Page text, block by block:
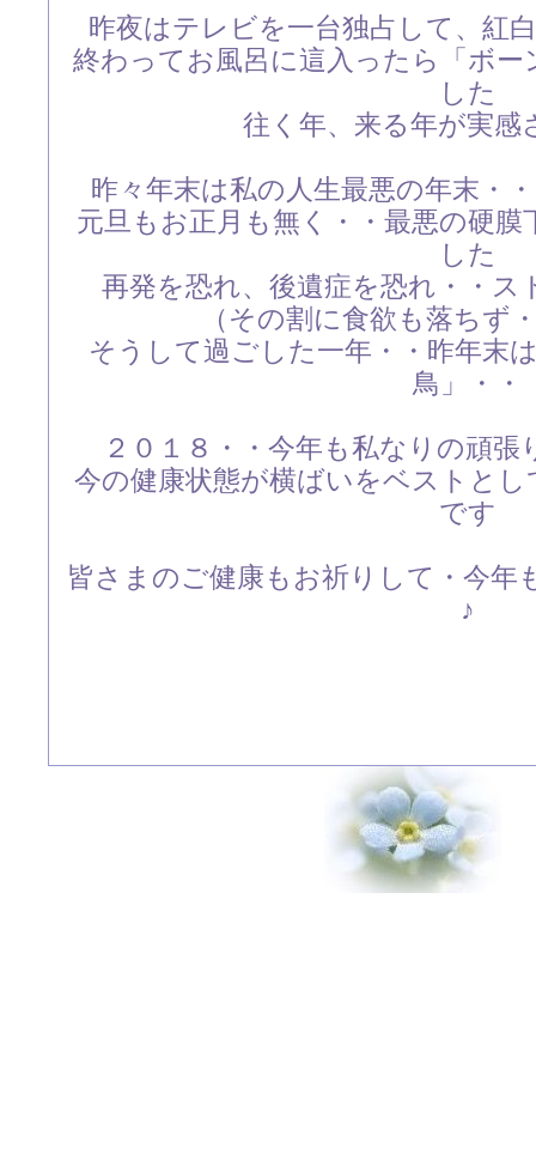
昨夜はテレビを一台独占して、紅
終わってお風呂に這入ったら「ボ
した
往く年、来る年が実感
昨々年末は私の人生最悪の年末・
元旦もお正月も無く・・最悪の硬
した
再発を恐れ、後遺症を恐れ・・
（その割に食欲も落ちず
そうして過ごした一年・・昨年末
鳥」・・
２０１８・・今年も私なりの頑
今の健康状態が横ばいをベストと
です
皆さまのご健康もお祈りして・今年
♪